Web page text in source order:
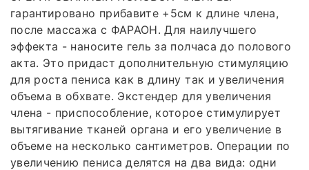
гарантировано прибавите +5см к длине члена,
после массажа с ФАРАОН. Для наилучшего
эффекта - наносите гель за полчаса до полового
акта. Это придаст дополнительную стимуляцию
для роста пениса как в длину так и увеличения
объема в обхвате. Экстендер для увеличения
члена - приспособление, которое стимулирует
вытягивание тканей органа и его увеличение в
объеме на несколько сантиметров. Операции по
увеличению пениса делятся на два вида: одни